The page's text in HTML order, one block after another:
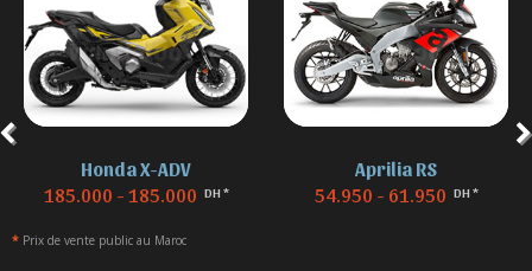
Honda X-ADV
185.000 - 185.000 DH *
Aprilia RS
54.950 - 61.950 DH *
* Prix de vente public au Maroc